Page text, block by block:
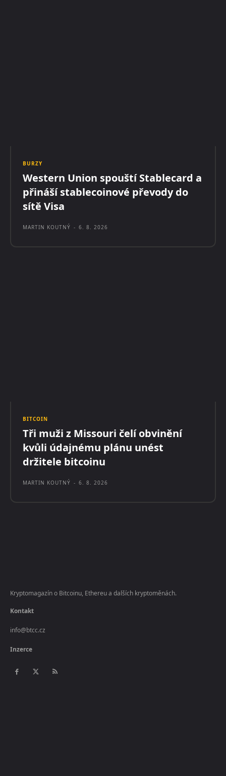
BURZY
Western Union spouští Stablecard a
přináší stablecoinové převody do
sítě Visa
MARTIN KOUTNÝ - 6. 8. 2026
BITCOIN
Tři muži z Missouri čelí obvinění
kvůli údajnému plánu unést
držitele bitcoinu
MARTIN KOUTNÝ - 6. 8. 2026
Kryptomagazín o Bitcoinu, Ethereu a dalších kryptoměnách.
Kontakt
info@btcc.cz
Inzerce